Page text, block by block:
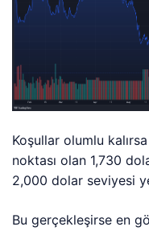
Koşullar olumlu
noktası olan 1,730
2,000 dolar seviyesi
Bu gerçekleşirse en